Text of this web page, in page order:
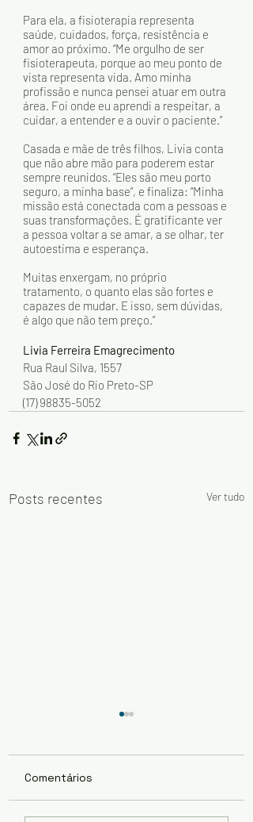
Para ela, a fisioterapia representa
saúde, cuidados, força, resistência e
amor ao próximo. “Me orgulho de ser
fisioterapeuta, porque ao meu ponto de
vista representa vida. Amo minha
profissão e nunca pensei atuar em outra
área. Foi onde eu aprendi a respeitar, a
cuidar, a entender e a ouvir o paciente.”
Casada e mãe de três filhos, Livia conta
que não abre mão para poderem estar
sempre reunidos. “Eles são meu porto
seguro, a minha base”, e finaliza: “Minha
missão está conectada com a pessoas e
suas transformações. É gratificante ver
a pessoa voltar a se amar, a se olhar, ter
autoestima e esperança.
Muitas enxergam, no próprio
tratamento, o quanto elas são fortes e
capazes de mudar. E isso, sem dúvidas,
é algo que não tem preço.”
Livia Ferreira Emagrecimento
Rua Raul Silva, 1557
São José do Rio Preto-SP
(17) 98835-5052
Posts recentes Ver tudo
Comentários